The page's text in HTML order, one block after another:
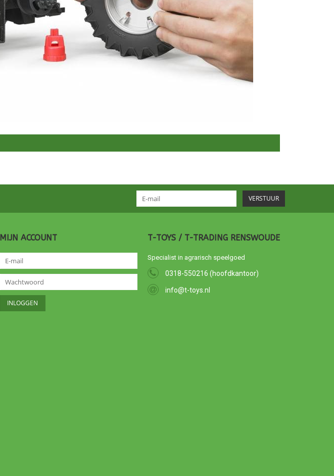
VERSTUUR
MIJN ACCOUNT T-TOYS / T-TRADING RENSWOUDE
Specialist in agrarisch speelgoed
0318-550216 (hoofdkantoor)
info@t-toys.nl